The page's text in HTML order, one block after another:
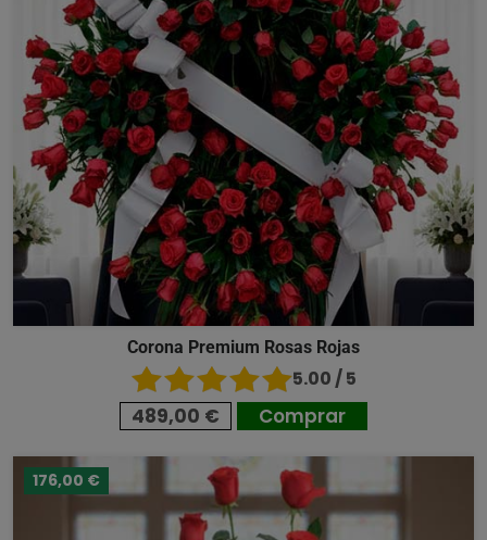
Corona Premium Rosas Rojas
5.00 / 5
489,00 € Comprar
176,00 €